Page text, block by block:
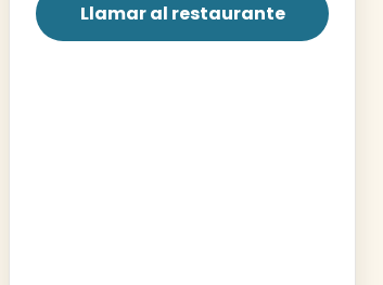
Llamar al restaurante